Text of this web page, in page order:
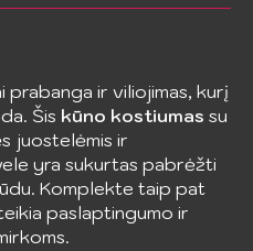
prabanga ir viliojimas, kurį
Šis kūno kostiumas su
juostelėmis ir
yra sukurtas pabrėžti
Komplekte taip pat
paslaptingumo ir